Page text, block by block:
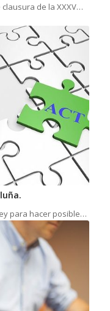
de la XXXV…
para hacer posible…